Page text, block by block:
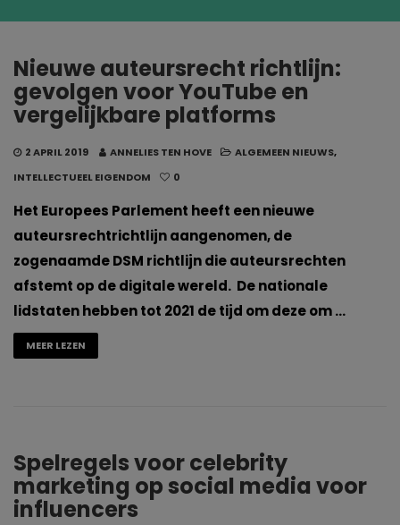
Nieuwe auteursrecht richtlijn:
gevolgen voor YouTube en
vergelijkbare platforms
2 APRIL 2019 ANNELIES TEN HOVE ALGEMEEN NIEUWS,
INTELLECTUEEL EIGENDOM
0
Het Europees Parlement heeft een nieuwe
auteursrechtrichtlijn aangenomen, de
zogenaamde DSM richtlijn die auteursrechten
afstemt op de digitale wereld. De nationale
lidstaten hebben tot 2021 de tijd om deze om …
MEER LEZEN
Spelregels voor celebrity
marketing op social media voor
influencers